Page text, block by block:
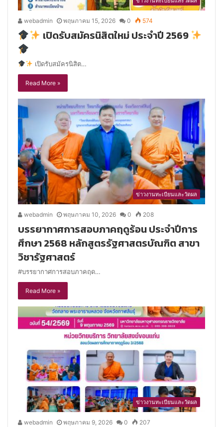
webadmin พฤษภาคม 15, 2026 0 574
เปิดรับสมัครนิสิตใหม่ ประจำปี 2569
เปิดรับสมัครนิสิต…
Read More »
ข่าวงานทะเบียนและวัดผล
webadmin พฤษภาคม 10, 2026 0 208
บรรยากาศการสอบภาคฤดูร้อน ประจำปีการ
ศึกษา 2568 หลักสูตรรัฐศาสตรบัณฑิต สาขา
วิชารัฐศาสตร์
#บรรยากาศการสอบภาคฤด…
Read More »
ข่าวงานทะเบียนและวัดผล
webadmin พฤษภาคม 9, 2026 0 207